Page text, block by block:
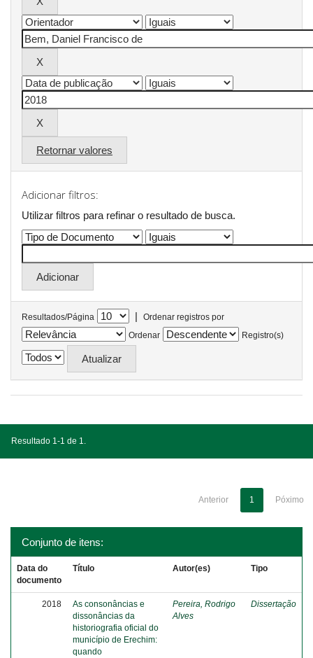
Retornar valores
Adicionar filtros:
Utilizar filtros para refinar o resultado de busca.
Resultados/Página |
Ordenar registros por
Ordenar
Registro(s)
Resultado 1-1 de 1.
Anterior 1 Póximo
Conjunto de itens:
Data do
documento
Título Autor(es) Tipo
2018
As consonâncias e
dissonâncias da
historiografia oficial do
município de Erechim:
quando
Pereira, Rodrigo
Alves
Dissertação